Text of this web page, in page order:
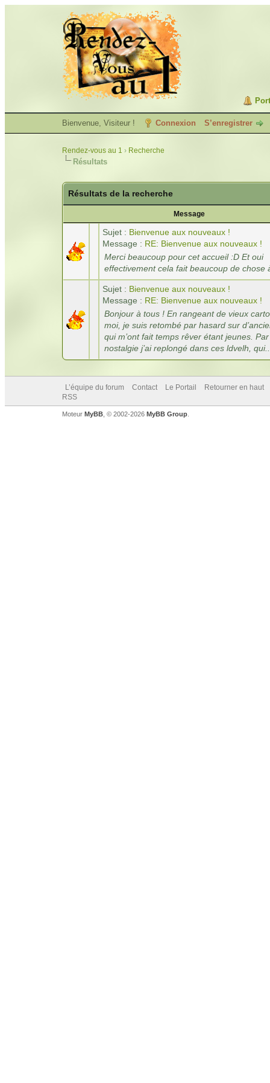
Bienvenue, Visiteur ! Connexion S’enregistrer
Rendez-vous au 1 › Recherche
Résultats
Résultats de la recherche
Message
Sujet : Bienvenue aux nouveaux !
Message : RE: Bienvenue aux nouveaux !
Merci beaucoup pour cet accueil :D Et oui
effectivement cela fait beaucoup de chose
Sujet : Bienvenue aux nouveaux !
Message : RE: Bienvenue aux nouveaux !
Bonjour à tous ! En rangeant de vieux
moi, je suis retombé par hasard sur
qui m’ont fait temps rêver étant jeunes.
nostalgie j’ai replongé dans ces ldvelh,
L’équipe du forum Contact Le Portail
Retourner en haut
RSS
Moteur MyBB , © 2002-2026 MyBB Group